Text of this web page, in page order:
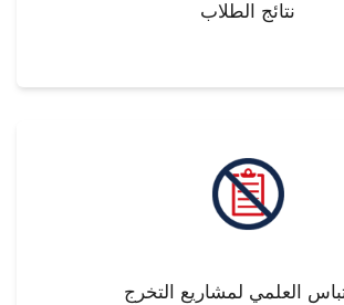
نتائج الطلاب
العلمي لمشاريع التخرج